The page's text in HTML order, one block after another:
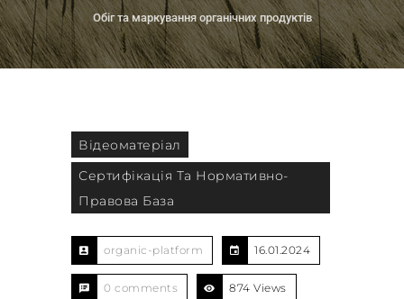
Обіг та маркування органічних продуктів
Відеоматеріал
Сертифікація Та Нормативно-
Правова База
organic-platform 16.01.2024
0 comments 874 Views